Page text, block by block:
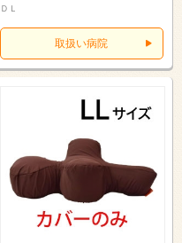
ＤＬ
取扱い病院